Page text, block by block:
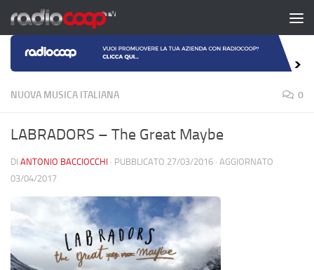
Salta al contenuto
NUOVA MUSICA ITALIANA 0
LABRADORS – The Great Maybe
DI ANTONIO BACCIOCCHI · PUBBLICATO 27/03/2016 · AGGIORNATO
03/04/2017